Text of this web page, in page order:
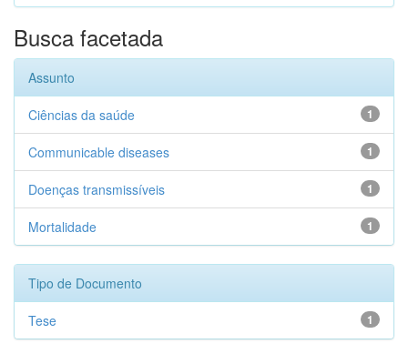
Busca facetada
Assunto
1
Ciências da saúde
1
Communicable diseases
1
Doenças transmissíveis
1
Mortalidade
Tipo de Documento
1
Tese